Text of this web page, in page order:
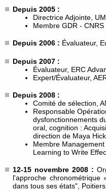
Depuis 2005 :
Directrice Adjointe,
Membre GDR -
Depuis 2006 : Évaluateur,
Depuis 2007 :
Évaluateur, ERC
Expert/Évaluateur,
Depuis 2008 :
Comité de sélection,
Responsable
dysfonctionnements
oral, cognition :
direction de Maya
Membre
Learning to Write
12-15 novembre 2008 :
l'approche
dans tous ses états",